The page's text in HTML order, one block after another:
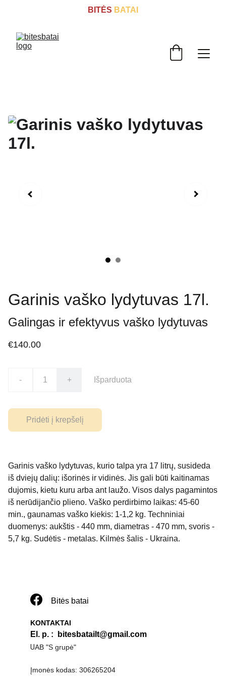
BITĖS BATAI
Garinis vaško lydytuvas 17l.
Galingas ir efektyvus vaško lydytuvas
€140.00
- + Išparduota
Pridėti į krepšelį
Garinis vaško lydytuvas, kurio talpa yra 17 litrų, susideda
iš dviejų dalių: išorinės ir vidinės. Jis gali būti kaitinamas
dujomis, kietu kuru arba ant laužo. Visos dalys pagamintos
iš nerūdijančio plieno. Vaško perdirbimo laikas: 45-60
min., gaunamas vaško kiekis: 1-1,2 kg. Techniniai
duomenys: aukštis - 440 mm, diametras - 470 mm, svoris -
5,7 kg. Sudėtis - metalas. Kilmės šalis - Ukraina.
KONTAKTAI
El. p. : bitesbatailt@gmail.com
UAB "S grupė"
Įmonės kodas: 306265204
Bitės batai